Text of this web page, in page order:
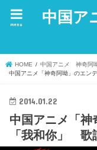
中国ア
menu
HOME
中国アニメ 神奇阿
中国アニメ「神奇阿呦」のエン
2014.01.22
中国アニメ「神
「我和你」 歌